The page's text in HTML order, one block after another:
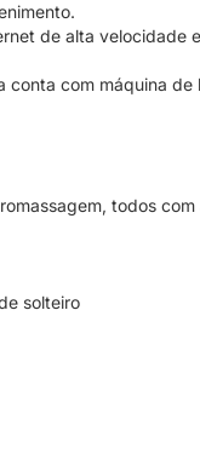
de alta velocidade
conta com máquina
todos
solteiro